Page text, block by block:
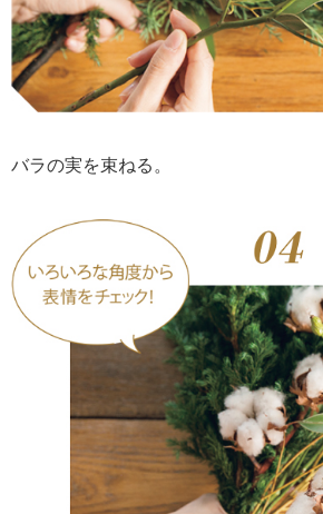
バラの実を束ねる。